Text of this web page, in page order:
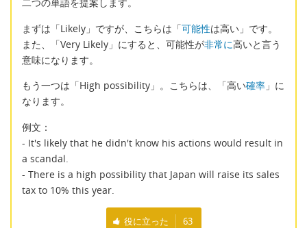
二つの単語を提案します。
まずは「Likely」ですが、こちらは「可能性は高い」です。
また、「Very Likely」にすると、可能性が非常に高いと言う
意味になります。
もう一つは「High possibility」。こちらは、「高い確率 」に
なります。
例文：
- It's likely that he didn't know his actions would result in
a scandal.
- There is a high possibility that Japan will raise its sales
tax to 10% this year.
役に立った 63